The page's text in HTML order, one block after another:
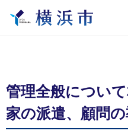
管理全般につい
家の派遣、顧問の